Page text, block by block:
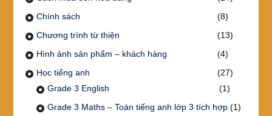
Chính sách
(8)
Chương trình từ thiện
(13)
Hình ảnh sản phẩm – khách hàng
(4)
Học tiếng anh
(27)
Grade 3 English
(1)
Grade 3 Maths – Toán tiếng anh lớp 3 tích hợp(1)